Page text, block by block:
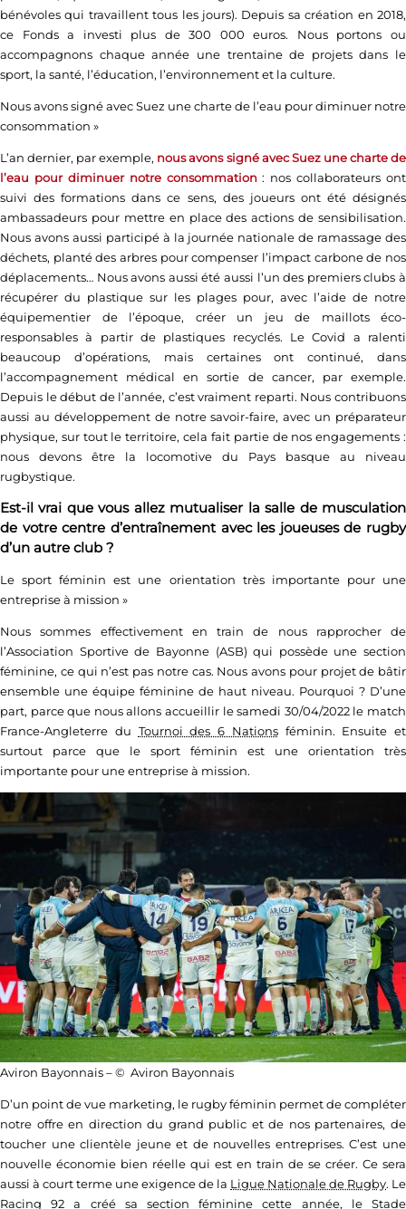
bénévoles qui travaillent tous les jours). Depuis sa création en 2018,
ce Fonds a investi plus de 300 000 euros. Nous portons ou
accompagnons chaque année une trentaine de projets dans le
sport, la santé, l’éducation, l’environnement et la culture.
Nous avons signé avec Suez une charte de l’eau pour diminuer notre
consommation »
L’an dernier, par exemple, nous avons signé avec Suez une charte de
l’eau pour diminuer notre consommation: nos collaborateurs ont
suivi des formations dans ce sens, des joueurs ont été désignés
ambassadeurs pour mettre en place des actions de sensibilisation.
Nous avons aussi participé à la journée nationale de ramassage des
déchets, planté des arbres pour compenser l’impact carbone de nos
déplacements… Nous avons aussi été aussi l’un des premiers clubs à
récupérer du plastique sur les plages pour, avec l’aide de notre
équipementier de l’époque, créer un jeu de maillots éco-
responsables à partir de plastiques recyclés. Le Covid a ralenti
beaucoup d’opérations, mais certaines ont continué, dans
l’accompagnement médical en sortie de cancer, par exemple.
Depuis le début de l’année, c’est vraiment reparti. Nous contribuons
aussi au développement de notre savoir-faire, avec un préparateur
physique, sur tout le territoire, cela fait partie de nos engagements :
nous devons être la locomotive du Pays basque au niveau
rugbystique.
Est-il vrai que vous allez mutualiser la salle de musculation
de votre centre d’entraînement avec les joueuses de rugby
d’un autre club ?
Le sport féminin est une orientation très importante pour une
entreprise à mission »
Nous sommes effectivement en train de nous rapprocher de
l’Association Sportive de Bayonne (ASB) qui possède une section
féminine, ce qui n’est pas notre cas. Nous avons pour projet de bâtir
ensemble une équipe féminine de haut niveau. Pourquoi ? D’une
part, parce que nous allons accueillir le samedi 30/04/2022 le match
France-Angleterre du Tournoi des 6 Nationsféminin. Ensuite et
surtout parce que le sport féminin est une orientation très
importante pour une entreprise à mission.
Aviron Bayonnais – © Aviron Bayonnais
D’un point de vue marketing, le rugby féminin permet de compléter
notre offre en direction du grand public et de nos partenaires, de
toucher une clientèle jeune et de nouvelles entreprises. C’est une
nouvelle économie bien réelle qui est en train de se créer. Ce sera
aussi à court terme une exigence de la Ligue Nationale de Rugby. Le
Racing 92 a créé sa section féminine cette année, le Stade